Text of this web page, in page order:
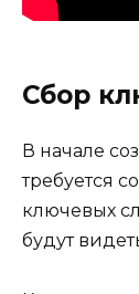
Сбор
В начале
требуется
ключевых
будут